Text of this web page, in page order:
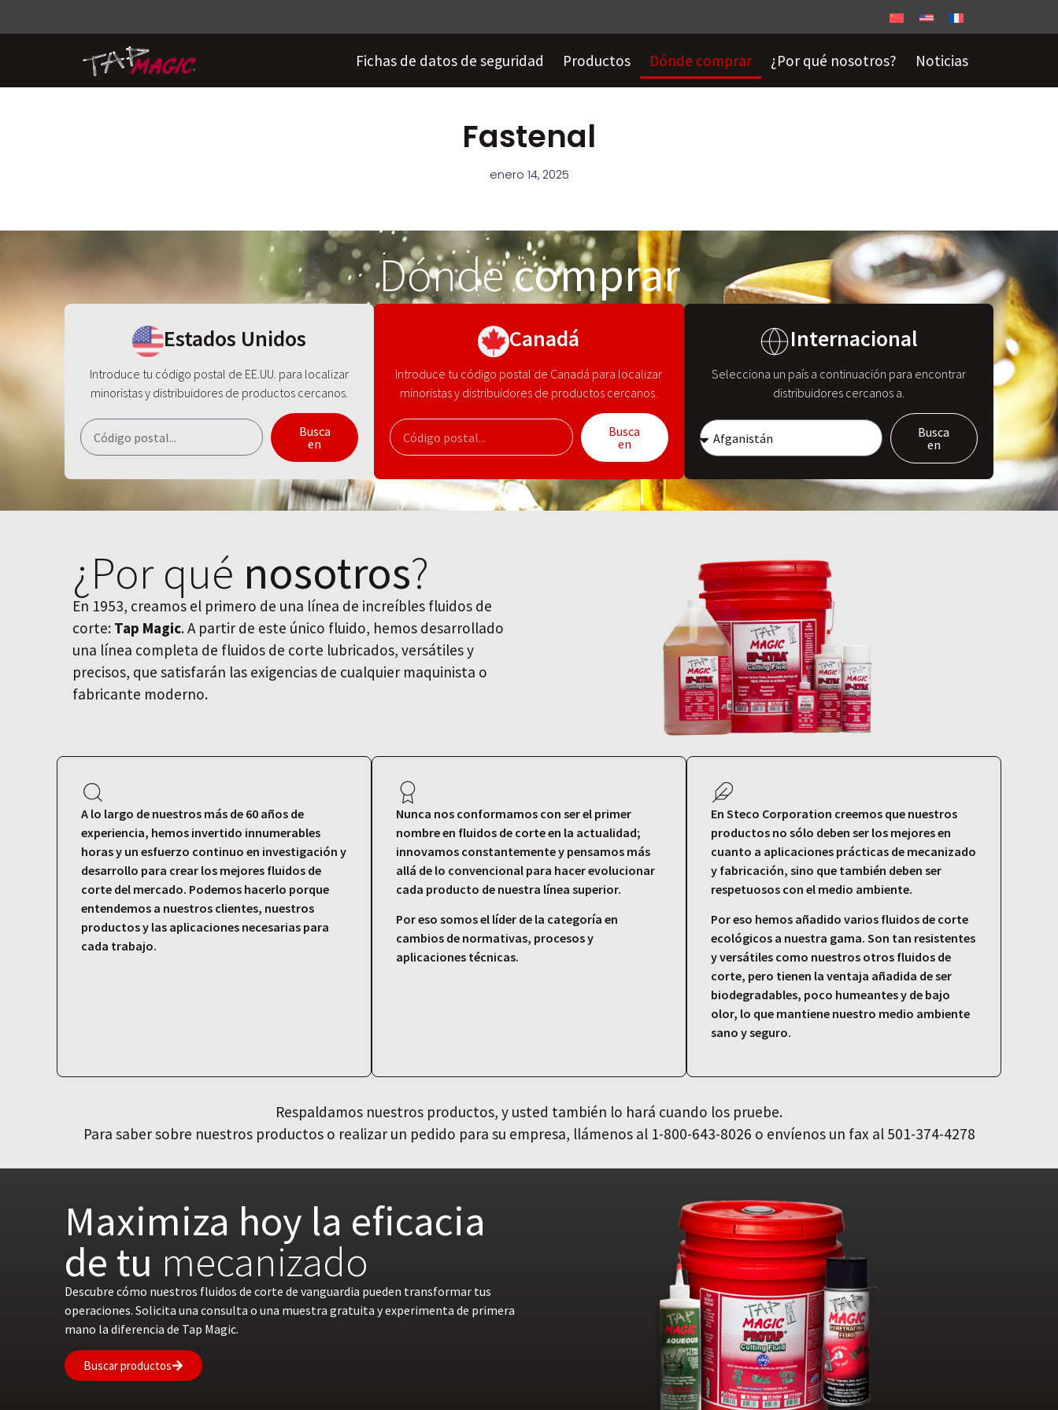
Fichas de datos de seguridad Productos Dónde comprar ¿Por qué nosotros? Noticias
Fastenal
enero 14, 2025
Dóndecomprar
Estados Unidos
Introduce tu código postal de EE.UU. para localizar
minoristas y distribuidores de productos cercanos.
Busca
en
Canadá
Introduce tu código postal de Canadá para localizar
minoristas y distribuidores de productos cercanos.
Busca
en
Internacional
Selecciona un país a continuación para encontrar
distribuidores cercanos a.
Busca
en
¿Por qué nosotros?
En 1953, creamos el primero de una línea de increíbles fluidos de
corte: Tap Magic. A partir de este único fluido, hemos desarrollado
una línea completa de fluidos de corte lubricados, versátiles y
precisos, que satisfarán las exigencias de cualquier maquinista o
fabricante moderno.
A lo largo de nuestros más de 60 años de
experiencia, hemos invertido innumerables
horas y un esfuerzo continuo en investigación y
desarrollo para crear los mejores fluidos de
corte del mercado. Podemos hacerlo porque
entendemos a nuestros clientes, nuestros
productos y las aplicaciones necesarias para
cada trabajo.
Nunca nos conformamos con ser el primer
nombre en fluidos de corte en la actualidad;
innovamos constantemente y pensamos más
allá de lo convencional para hacer evolucionar
cada producto de nuestra línea superior.
Por eso somos el líder de la categoría en
cambios de normativas, procesos y
aplicaciones técnicas.
En Steco Corporation creemos que nuestros
productos no sólo deben ser los mejores en
cuanto a aplicaciones prácticas de mecanizado
y fabricación, sino que también deben ser
respetuosos con el medio ambiente.
Por eso hemos añadido varios fluidos de corte
ecológicos a nuestra gama. Son tan resistentes
y versátiles como nuestros otros fluidos de
corte, pero tienen la ventaja añadida de ser
biodegradables, poco humeantes y de bajo
olor, lo que mantiene nuestro medio ambiente
sano y seguro.
Respaldamos nuestros productos, y usted también lo hará cuando los pruebe.
Para saber sobre nuestros productos o realizar un pedido para su empresa, llámenos al 1-800-643-8026 o envíenos un fax al 501-374-4278
Maximiza hoy la eficacia
de tu mecanizado
Descubre cómo nuestros fluidos de corte de vanguardia pueden transformar tus
operaciones. Solicita una consulta o una muestra gratuita y experimenta de primera
mano la diferencia de Tap Magic.
Buscar productos